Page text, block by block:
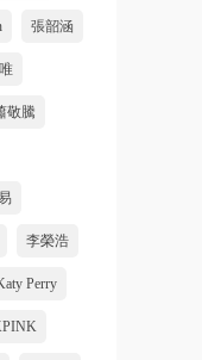
張韶涵
敬騰
李榮浩
Perry